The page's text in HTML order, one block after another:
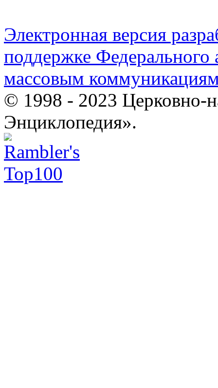
Электронная версия
поддержке Федерального
массовым
© 1998 - 2023 Церковно-
Энциклопедия».